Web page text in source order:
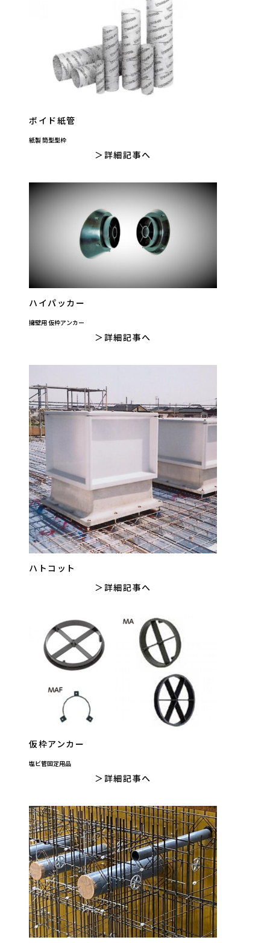
ボイド紙管
紙製 筒型型枠
詳細記事へ
ハイパッカー
擁壁用 仮枠アンカー
詳細記事へ
ハトコット
詳細記事へ
仮枠アンカー
塩ビ管固定用品
詳細記事へ